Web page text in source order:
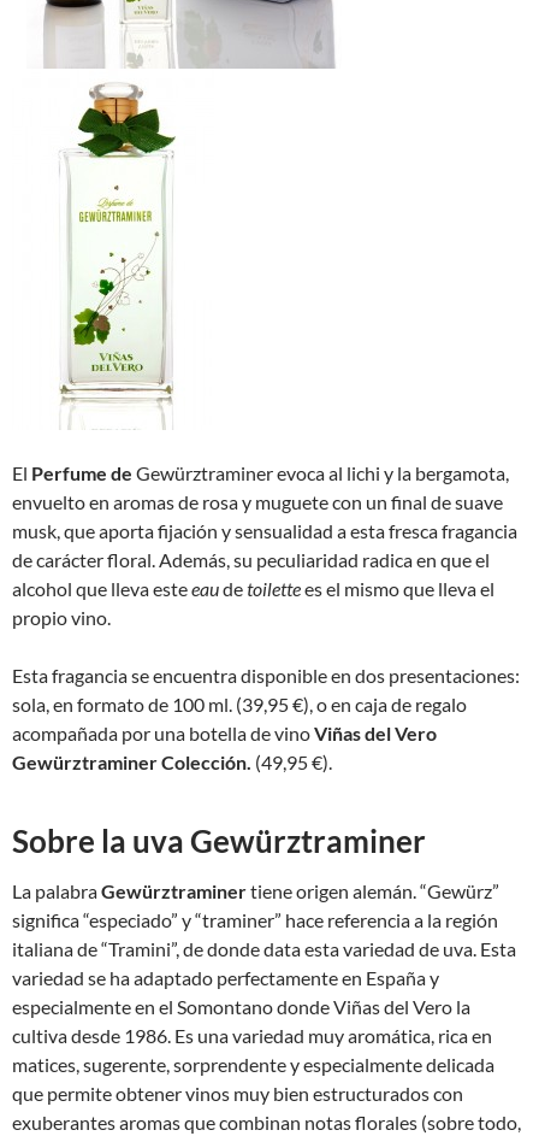
El Perfume de Gewürztraminer evoca al lichi y la bergamota,
envuelto en aromas de rosa y muguete con un final de suave
musk, que aporta fijación y sensualidad a esta fresca fragancia
de carácter floral. Además, su peculiaridad radica en que el
alcohol que lleva esteeaudetoilettees el mismo que lleva el
propio vino.
Esta fragancia se encuentra disponible en dos presentaciones:
sola, en formato de 100 ml. (39,95 €), o en caja de regalo
acompañada por una botella de vinoViñas del Vero
Gewürztraminer Colección. (49,95 €).
Sobre la uva Gewürztraminer
La palabraGewürztraminertiene origen alemán. “Gewürz”
significa “especiado” y “traminer” hace referencia a la región
italiana de “Tramini”, de donde data esta variedad de uva. Esta
variedad se ha adaptado perfectamente en España y
especialmente en el Somontano donde Viñas del Vero la
cultiva desde 1986. Es una variedad muy aromática, rica en
matices, sugerente, sorprendente y especialmente delicada
que permite obtener vinos muy bien estructurados con
exuberantes aromas que combinan notas florales (sobre todo,